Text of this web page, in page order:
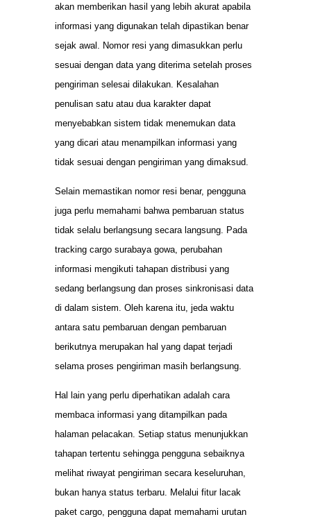
akan memberikan hasil yang lebih akurat apabila
informasi yang digunakan telah dipastikan benar
sejak awal. Nomor resi yang dimasukkan perlu
sesuai dengan data yang diterima setelah proses
pengiriman selesai dilakukan. Kesalahan
penulisan satu atau dua karakter dapat
menyebabkan sistem tidak menemukan data
yang dicari atau menampilkan informasi yang
tidak sesuai dengan pengiriman yang dimaksud.
Selain memastikan nomor resi benar, pengguna
juga perlu memahami bahwa pembaruan status
tidak selalu berlangsung secara langsung. Pada
tracking cargo surabaya gowa, perubahan
informasi mengikuti tahapan distribusi yang
sedang berlangsung dan proses sinkronisasi data
di dalam sistem. Oleh karena itu, jeda waktu
antara satu pembaruan dengan pembaruan
berikutnya merupakan hal yang dapat terjadi
selama proses pengiriman masih berlangsung.
Hal lain yang perlu diperhatikan adalah cara
membaca informasi yang ditampilkan pada
halaman pelacakan. Setiap status menunjukkan
tahapan tertentu sehingga pengguna sebaiknya
melihat riwayat pengiriman secara keseluruhan,
bukan hanya status terbaru. Melalui fitur lacak
paket cargo, pengguna dapat memahami urutan